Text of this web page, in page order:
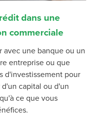
dans une
commerciale
une banque ou un
entreprise ou que
d'investissement pour
capital ou d'un
ce que vous